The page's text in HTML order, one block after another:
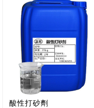
酸性打砂劑